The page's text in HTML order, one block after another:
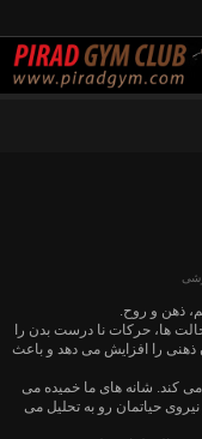
ذهن و روح.
ها، حرکات نا درست بدن را
ذهنی را افزایش می دهد و باعث
می کند. شانه های ما خمیده می
حیاتمان رو به تحلیل می